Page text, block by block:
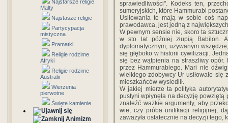
Najstarsze religie
Malty
Najstasze religie
Partycypacja
mistyczna
Pramatki
Religie rodzime
Afryki
Religie rodzime
Australii
Wierzenia
pierwotne
Święte kamienie
Animizm
sprawiedliwości". Kodeks ten,
sumeryjskich, które Hammurabi
Usiłowania te mają w sobie coś
prawodawca, jest jedną z
W pewnym sensie nie, skoro ta
w sto lat później złupią Babilon.
dyplomatycznym, używanym
się głęboko w historii cywilizacji.
się bez wątpienia na straszliwy opór.
przez Hammurabiego. Mari nie
wielkiego zdobywcy Ur usiłowało się
mieszkańców wysiedlił.
W jakiej mierze ta polityka
pustyni wpłynęła na decyzję
znaleźć ważkie argumenty, aby
wie, czy próba unifikacji religijnej,
zaważyła ostatecznie na decyzji tego,